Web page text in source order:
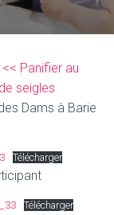
<< Panifier au
seigles
Dams à Barie
Télécharger
Télécharger